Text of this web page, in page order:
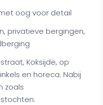
oog voor detail
privatieve bergingen,
Koksijde, op
en horeca. Nabij
zoals